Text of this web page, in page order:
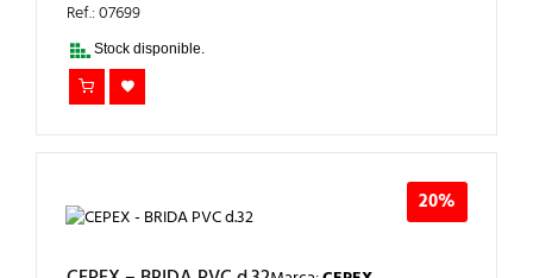
ORIGINAL
ERA:
4,84€.ES:
3,87€.
Ref.: 07699
Stock disponible.
20%